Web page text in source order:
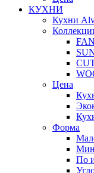
КУХНИ
Кухни
Цена
Форма
По